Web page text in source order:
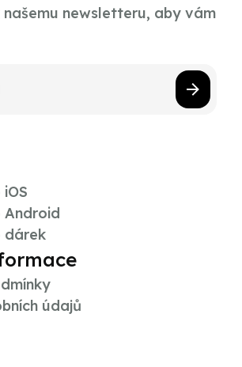
našemu newsletteru, aby vám
Android
dárek
údajů